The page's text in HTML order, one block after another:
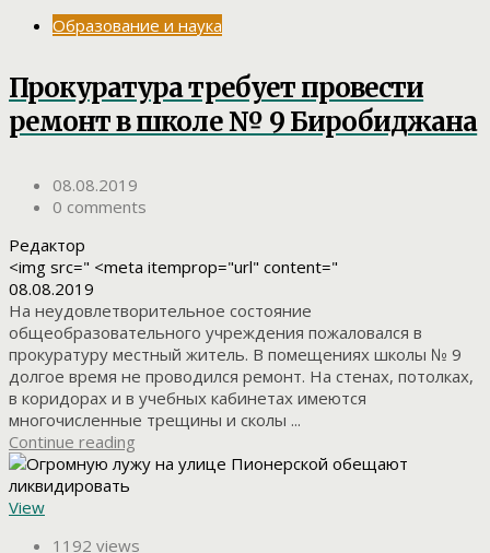
Образование и наука
Прокуратура требует провести
ремонт в школе № 9 Биробиджана
08.08.2019
0 comments
Редактор
<img src=" <meta itemprop="url" content="
08.08.2019
На неудовлетворительное состояние
общеобразовательного учреждения пожаловался в
прокуратуру местный житель. В помещениях школы № 9
долгое время не проводился ремонт. На стенах, потолках,
в коридорах и в учебных кабинетах имеются
многочисленные трещины и сколы ...
Continue reading
View
1192 views